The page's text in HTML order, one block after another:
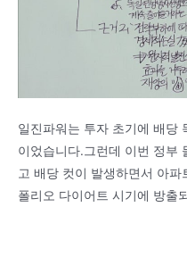
일진파워는 투자 초기에 배당
이었습니다.그런데 이번 정부
고 배당 컷이 발생하면서 아
폴리오 다이어트 시기에 방출